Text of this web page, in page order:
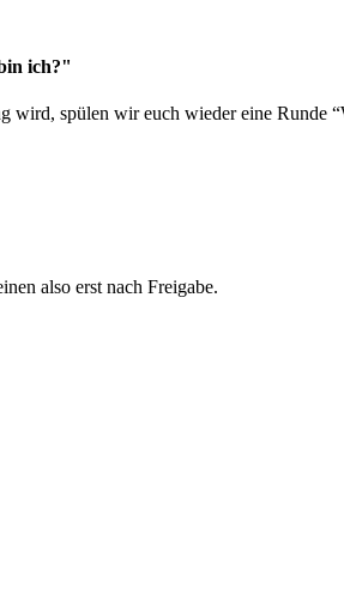
ich?"
spülen wir euch wieder eine Runde
also erst nach Freigabe.